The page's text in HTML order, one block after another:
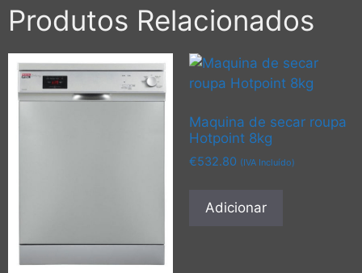
Produtos Relacionados
Maquina de secar roupa
Hotpoint 8kg
€532.80 (IVA Incluído)
Adicionar